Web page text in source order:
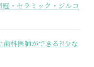
・セラミック・ジルコ
歯科医師ができる⁈少な